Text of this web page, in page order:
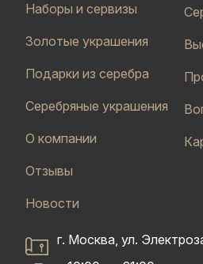
Наборы и сервизы
Золотые украшения
Подарки из серебра
Серебряные украшения
О компании
Отзывы
Новости
г. Москва, ул.